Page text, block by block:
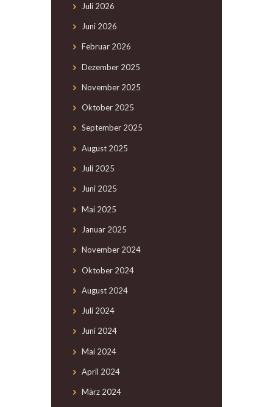
Juli 2026
Juni 2026
Februar 2026
Dezember 2025
November 2025
Oktober 2025
September 2025
August 2025
Juli 2025
Juni 2025
Mai 2025
Januar 2025
November 2024
Oktober 2024
August 2024
Juli 2024
Juni 2024
Mai 2024
April 2024
März 2024